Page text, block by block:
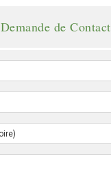
Demande de Contact